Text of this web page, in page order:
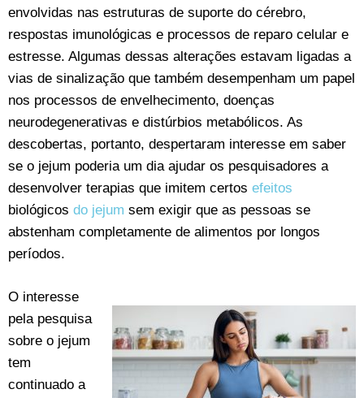
envolvidas nas estruturas de suporte do cérebro,
respostas imunológicas e processos de reparo celular e
estresse. Algumas dessas alterações estavam ligadas a
vias de sinalização que também desempenham um papel
nos processos de envelhecimento, doenças
neurodegenerativas e distúrbios metabólicos. As
descobertas, portanto, despertaram interesse em saber
se o jejum poderia um dia ajudar os pesquisadores a
desenvolver terapias que imitem certos efeitos
biológicos do jejum sem exigir que as pessoas se
abstenham completamente de alimentos por longos
períodos.
O interesse
pela pesquisa
sobre o jejum
tem
continuado a